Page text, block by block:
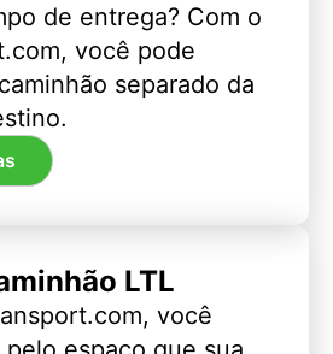
de entrega? Com o
você pode
separado da
LTL
você